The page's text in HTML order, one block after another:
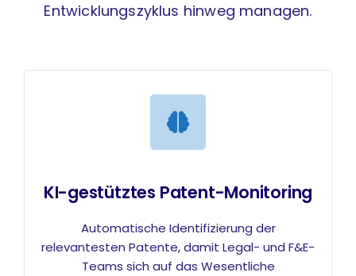
Entwicklungszyklus hinweg managen.
KI-gestütztes Patent-Monitoring
Automatische Identifizierung der
relevantesten Patente, damit Legal- und F&E-
Teams sich auf das Wesentliche